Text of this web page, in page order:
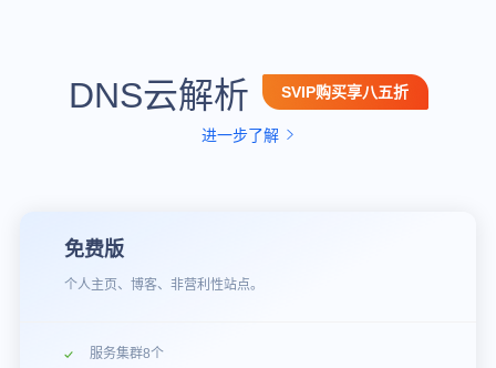
DNS云解析 SVIP购买享八五折
进一步了解
免费版
个人主页、博客、非营利性站点。
服务集群8个